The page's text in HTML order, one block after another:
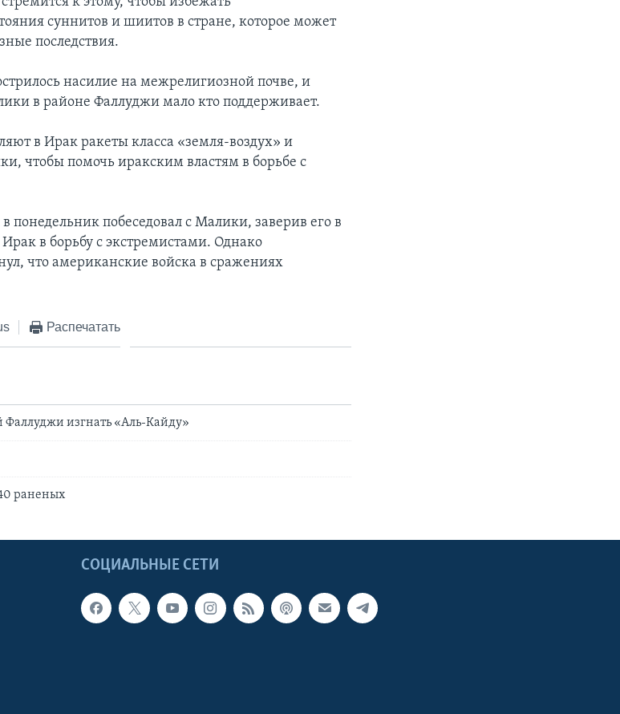
суннитов и шиитов в стране, которое может
последствия.
насилие на межрелигиозной почве, и
в районе Фаллуджи мало кто поддерживает.
в Ирак ракеты класса «земля-воздух» и
чтобы помочь иракским властям в борьбе с
понедельник побеседовал с Малики, заверив его в
в борьбу с экстремистами. Однако
что американские войска в сражениях
Распечатать
изгнать «Аль-Кайду»
раненых
СОЦИАЛЬНЫЕ СЕТИ